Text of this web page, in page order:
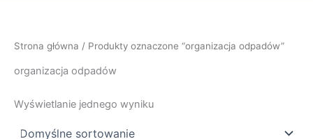
Strona główna / Produkty oznaczone “organizacja odpadów”
organizacja odpadów
Wyświetlanie jednego wyniku